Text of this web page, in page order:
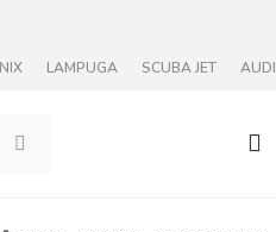
LAMPUGA SCUBA JET AUDI